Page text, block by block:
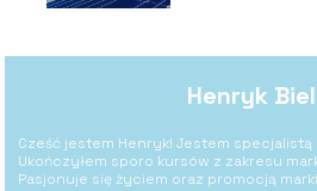
Henryk
Cześć jestem Henryk! Jestem
Ukończyłem sporo kursów z zakresu
Pasjonuje się życiem oraz promocją